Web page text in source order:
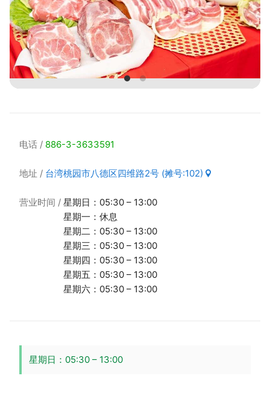
电话 886-3-3633591
地址 台湾桃园市八德区四维路2号 (摊号:102)
营业时间
星期日：05:30 – 13:00
星期一：休息
星期二：05:30 – 13:00
星期三：05:30 – 13:00
星期四：05:30 – 13:00
星期五：05:30 – 13:00
星期六：05:30 – 13:00
星期日：05:30 – 13:00